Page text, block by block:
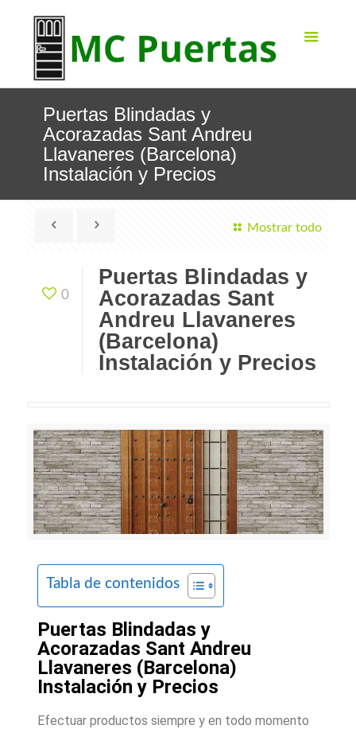
Puertas Blindadas y
Acorazadas Sant Andreu
Llavaneres (Barcelona)
Instalación y Precios
Mostrar todo
0
Puertas Blindadas y
Acorazadas Sant
Andreu Llavaneres
(Barcelona)
Instalación y Precios
Tabla de contenidos
Puertas Blindadas y
Acorazadas Sant Andreu
Llavaneres (Barcelona)
Instalación y Precios
Efectuar productos siempre y en todo momento